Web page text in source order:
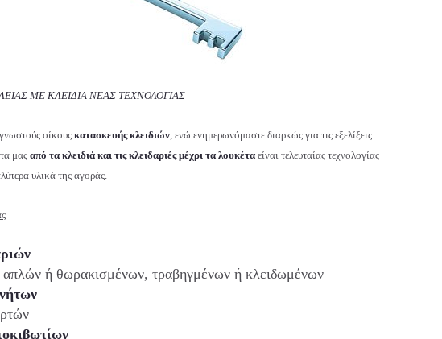
ME ΚΛΕΙΔΙΑ ΝΕΑΣ ΤΕΧΝΟΛΟΓΙΑΣ
οίκουςκατασκευής κλειδιών , ενώ ενημερωνόμαστε διαρκώς για τις εξελίξεις
μαςαπό τα κλειδιά και τις κλειδαριές μέχρι τα λουκέταείναι τελευταίας τεχνολογίας
υλικά της αγοράς.
ή θωρακισμένων, τραβηγμένων ή κλειδωμένων